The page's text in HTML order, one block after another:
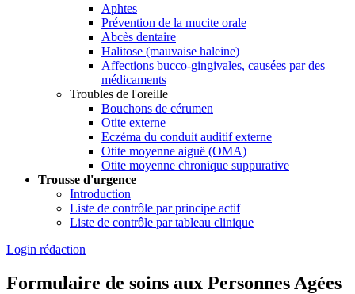
Aphtes
Prévention de la mucite orale
Abcès dentaire
Halitose (mauvaise haleine)
Affections bucco-gingivales, causées par des
médicaments
Troubles de l'oreille
Bouchons de cérumen
Otite externe
Eczéma du conduit auditif externe
Otite moyenne aiguë (OMA)
Otite moyenne chronique suppurative
Trousse d'urgence
Introduction
Liste de contrôle par principe actif
Liste de contrôle par tableau clinique
Login rédaction
Formulaire de soins aux Personnes Agées